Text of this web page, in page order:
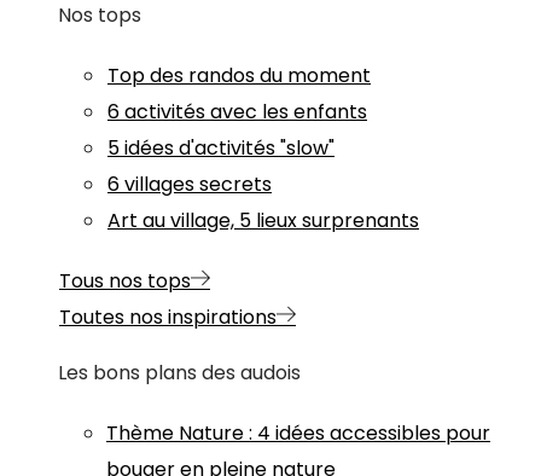
Nos tops
Top des randos du moment
6 activités avec les enfants
5 idées d'activités "slow"
6 villages secrets
Art au village, 5 lieux surprenants
Tous nos tops
Toutes nos inspirations
Les bons plans des audois
Thème Nature: 4 idées accessibles pour
bouger en pleine nature